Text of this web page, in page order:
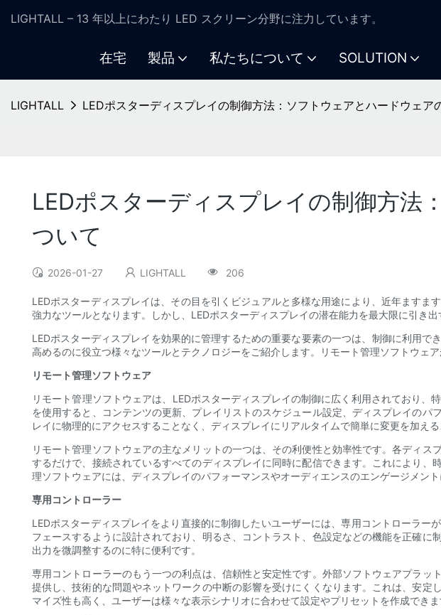
LIGHTALL – 13 年以上にわたり LED スクリーン分野に注力しています。
在宅 製品 私たちについて SOLUTION
LIGHTALL LEDポスターディスプレイの制御方法：ソフトウェアとハ​​ードウェア
LEDポスターディスプレイの制御方法
ついて
2026-01-27 LIGHTALL 206
LEDポスターディスプレイは、その目を引くビジュアルと多様な用途により、近年ます
強力なツールとなります。しかし、LEDポスターディスプレイの潜在能力を最大限に引き
LEDポスターディスプレイを効果的に管理するための重要な要素の一つは、制御に利用
高めるのに役立つ様々なツールとテクノロジーをご紹介します。リモート管理ソフトウェ
リモート管理ソフトウェア
リモート管理ソフトウェアは、LEDポスターディスプレイの制御に広く利用されており
を使用すると、コンテンツの更新、プレイリストのスケジュール設定、ディスプレイの
レイに物理的にアクセスすることなく、ディスプレイにリアルタイムで簡単に変更を加える
リモート管理ソフトウェアの主なメリットの一つは、その利便性と効率性です。各ディ
するだけで、接続されているすべてのディスプレイに同時に配信できます。これにより
理ソフトウェアには、ディスプレイのパフォーマンスやオーディエンスのエンゲージメン
専用コントローラー
LEDポスターディスプレイをより直接的に制御したいユーザーには、専用コントローラ
フェースするように設計されており、明るさ、コントラスト、色設定などの機能を正確
出力を微調整するのに特に便利です。
専用コントローラーのもう一つの利点は、信頼性と安定性です。外部ソフトウェアプラ
提供し、技術的な問題やネットワークの中断の影響を受けにくくなります。これは、安
マイズ性も高く、ユーザーは様々な表示シナリオに合わせて設定やプリセットを作成できま